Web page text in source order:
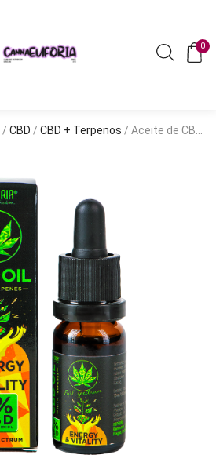
0
/ CBD / CBD + Terpenos / Aceite de CBD 5% con Terpenos: Vitality